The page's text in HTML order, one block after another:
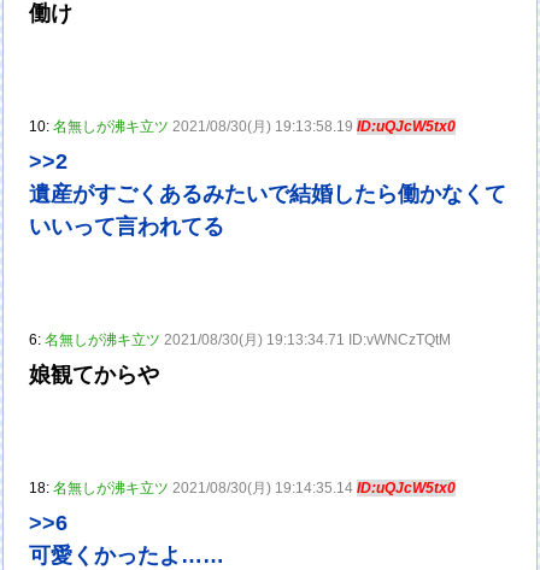
働け
10:名無しが沸キ立ツ 2021/08/30(月) 19:13:58.19ID:uQJcW5tx0
>>2
遺産がすごくあるみたいで結婚したら働かなくて
いいって言われてる
6:名無しが沸キ立ツ 2021/08/30(月) 19:13:34.71 ID:vWNCzTQtM
娘観てからや
18:名無しが沸キ立ツ 2021/08/30(月) 19:14:35.14ID:uQJcW5tx0
>>6
可愛くかったよ……